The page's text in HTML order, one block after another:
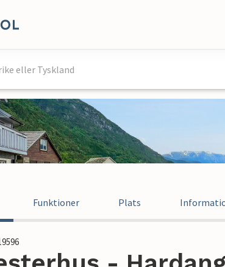
Funktioner Plats